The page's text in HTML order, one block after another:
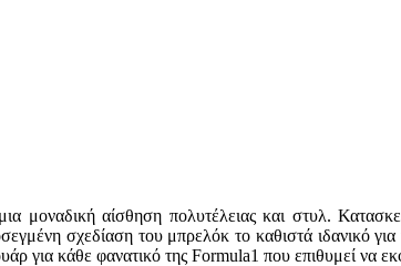
μοναδική αίσθηση πολυτέλειας και στυλ.
σχεδίαση του μπρελόκ το καθιστά ιδανικό
για κάθε φανατικό της Formula1 που επιθυμεί να